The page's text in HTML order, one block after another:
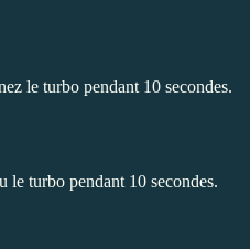
le turbo pendant 10 secondes.
le turbo pendant 10 secondes.